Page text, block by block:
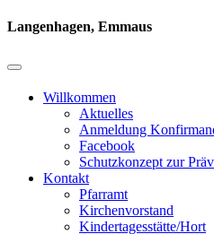
Langenhagen, Emmaus
Willkommen
Aktuelles
Anmeldung
Facebook
Schutzkonzept zur
Kontakt
Pfarramt
Kirchenvorstand
Kindertagesstätte/Hort